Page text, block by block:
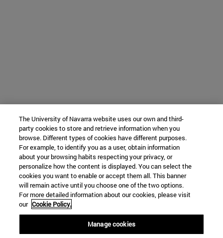
The University of Navarra website uses our own and third-
party cookies to store and retrieve information when you
browse. Different types of cookies have different purposes.
For example, to identify you as a user, obtain information
about your browsing habits respecting your privacy, or
personalize how the content is displayed. You can select the
cookies you want to enable or accept them all. This banner
will remain active until you choose one of the two options.
For more detailed information about our cookies, please visit
our Cookie Policy.
Manage cookies